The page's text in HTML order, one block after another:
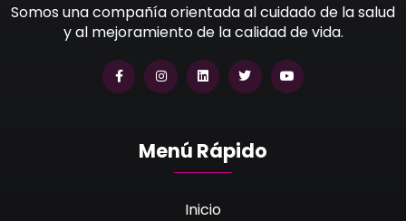
Somos una compañía orientada al cuidado de la salud
y al mejoramiento de la calidad de vida.
Menú Rápido
Inicio